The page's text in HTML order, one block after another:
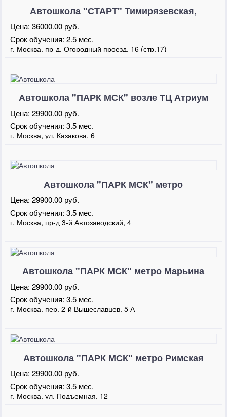
Автошкола "СТАРТ" Тимирязевская,
Цена:36000.00 руб.
Срок обучения:2.5 мес.
г. Москва, пр-д. Огородный проезд, 16 (стр.17)
Автошкола "ПАРК МСК" возле ТЦ Атриум
Цена:29900.00 руб.
Срок обучения:3.5 мес.
г. Москва, ул. Казакова, 6
Автошкола "ПАРК МСК" метро
Цена:29900.00 руб.
Срок обучения:3.5 мес.
г. Москва, пр-д 3-й Автозаводский, 4
Автошкола "ПАРК МСК" метро Марьина
Цена:29900.00 руб.
Срок обучения:3.5 мес.
г. Москва, пер. 2-й Вышеславцев, 5 А
Автошкола "ПАРК МСК" метро Римская
Цена:29900.00 руб.
Срок обучения:3.5 мес.
г. Москва, ул. Подъемная, 12